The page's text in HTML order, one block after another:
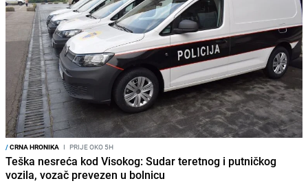
/CRNA HRONIKA I PRIJE OKO 5H
Teška nesreća kod Visokog: Sudar teretnog i putničkog
vozila, vozač prevezen u bolnicu